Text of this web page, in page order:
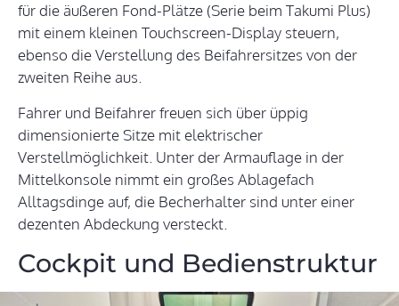
für die äußeren Fond-Plätze (Serie beim Takumi Plus)
mit einem kleinen Touchscreen-Display steuern,
ebenso die Verstellung des Beifahrersitzes von der
zweiten Reihe aus.
Fahrer und Beifahrer freuen sich über üppig
dimensionierte Sitze mit elektrischer
Verstellmöglichkeit. Unter der Armauflage in der
Mittelkonsole nimmt ein großes Ablagefach
Alltagsdinge auf, die Becherhalter sind unter einer
dezenten Abdeckung versteckt.
Cockpit und Bedienstruktur